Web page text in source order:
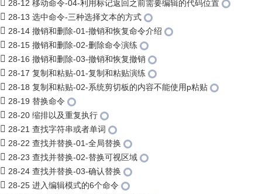
28-12 移动命令-04-利用标记返回之前需要编辑的代码位置
28-13 选中命令-三种选择文本的方式
28-14 撤销和删除-01-撤销和恢复命令介绍
28-15 撤销和删除-02-删除命令演练
28-16 撤销和删除-03-撤销和恢复撤销
28-17 复制和粘贴-01-复制和粘贴演练
28-18 复制和粘贴-02-系统剪切板的内容不能使用p粘贴
28-19 替换命令
28-20 缩排以及重复执行
28-21 查找字符串或者单词
28-22 查找并替换-01-全局替换
28-23 查找并替换-02-替换可视区域
28-24 查找并替换-03-确认替换
28-25 进入编辑模式的6个命令